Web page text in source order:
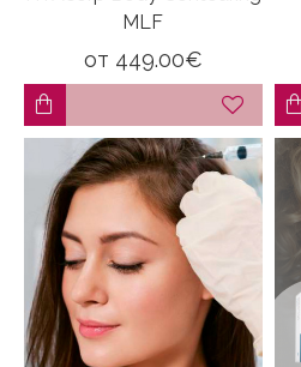
MLF
от 449.00€